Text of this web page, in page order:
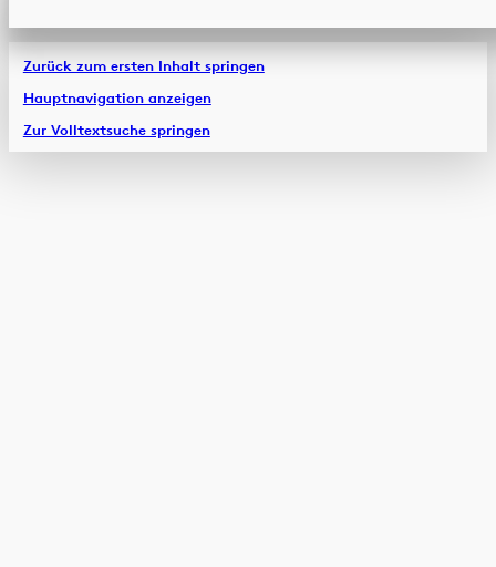
Zurück zum ersten Inhalt springen
Hauptnavigation anzeigen
Zur Volltextsuche springen